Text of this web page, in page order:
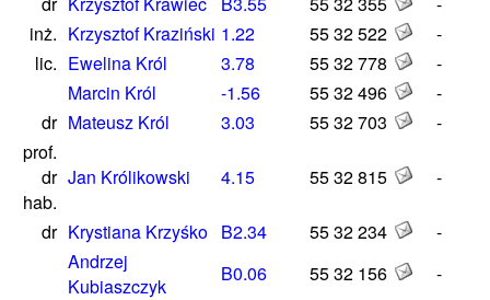
inż. Krzysztof Kraziński 1.22 55 32 522
-
lic. Ewelina Król 3.78 55 32 778
-
Marcin Król
-1.56 55 32 496
-
dr Mateusz Król 3.03 55 32 703
-
prof.
dr
hab.
Jan Królikowski 4.15 55 32 815 -
dr Krystiana Krzyśko B2.34 55 32 234
-
Andrzej
Kubiaszczyk
B0.06 55 32 156
-